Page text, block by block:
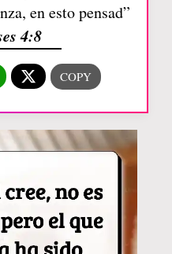
en esto pensad”
4:8